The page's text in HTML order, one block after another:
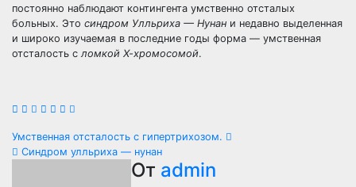
постоянно наблюдают контингента умственно отсталых
больных. Это синдром Улльриха — Нунан и недавно выделенная
и широко изучаемая в последние годы форма — умственная
отсталость сломкой Х-хромосомой.
Навигация
Умственная отсталость с гипертрихозом.
Синдром улльриха — нунан
От admin